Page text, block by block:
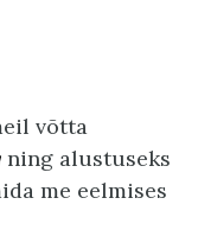
võtta
ning alustuseks
me eelmises